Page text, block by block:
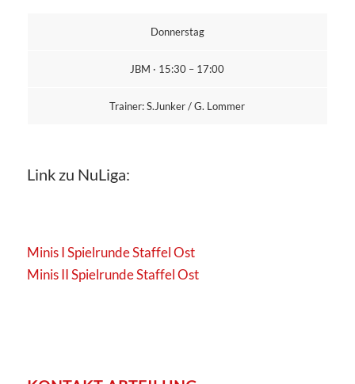
Donnerstag
JBM · 15:30 – 17:00
Trainer: S.Junker / G. Lommer
Link zu NuLiga:
Minis I Spielrunde Staffel Ost
Minis II Spielrunde Staffel Ost